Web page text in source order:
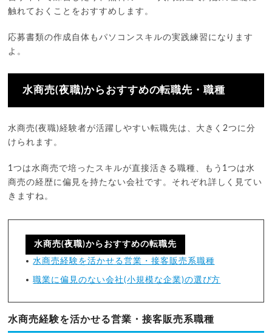
触れておくことをおすすめします。
応募書類の作成自体もパソコンスキルの実践練習になります
よ。
水商売(夜職)からおすすめの転職先・職種
水商売(夜職)経験者が活躍しやすい転職先は、大きく2つに分
けられます。
1つは水商売で培ったスキルが直接活きる職種、もう1つは水
商売の経歴に偏見を持たない会社です。それぞれ詳しく見てい
きますね。
水商売(夜職)からおすすめの転職先
水商売経験を活かせる営業・接客販売系職種
職業に偏見のない会社(小規模な企業)の選び方
水商売経験を活かせる営業・接客販売系職種